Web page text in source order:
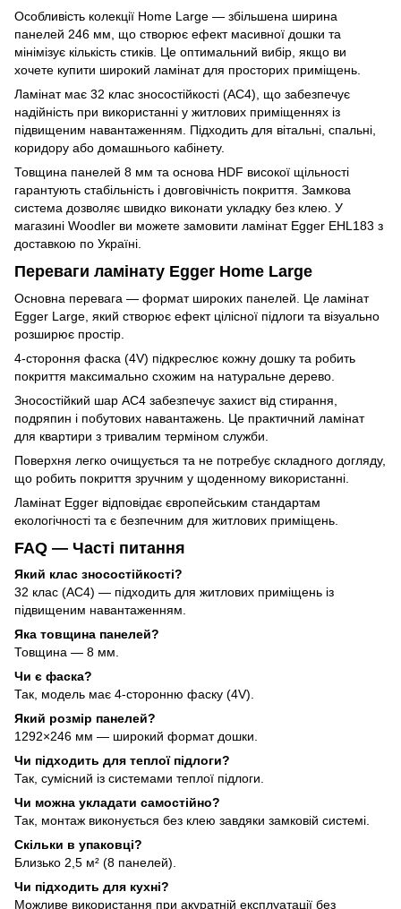
Особливість колекції Home Large — збільшена ширина
панелей 246 мм, що створює ефект масивної дошки та
мінімізує кількість стиків. Це оптимальний вибір, якщо ви
хочете купити широкий ламінат для просторих приміщень.
Ламінат має 32 клас зносостійкості (AC4), що забезпечує
надійність при використанні у житлових приміщеннях із
підвищеним навантаженням. Підходить для вітальні, спальні,
коридору або домашнього кабінету.
Товщина панелей 8 мм та основа HDF високої щільності
гарантують стабільність і довговічність покриття. Замкова
система дозволяє швидко виконати укладку без клею. У
магазині Woodler ви можете замовити ламінат Egger EHL183 з
доставкою по Україні.
Переваги ламінату Egger Home Large
Основна перевага — формат широких панелей. Це ламінат
Egger Large, який створює ефект цілісної підлоги та візуально
розширює простір.
4-стороння фаска (4V) підкреслює кожну дошку та робить
покриття максимально схожим на натуральне дерево.
Зносостійкий шар AC4 забезпечує захист від стирання,
подряпин і побутових навантажень. Це практичний ламінат
для квартири з тривалим терміном служби.
Поверхня легко очищується та не потребує складного догляду,
що робить покриття зручним у щоденному використанні.
Ламінат Egger відповідає європейським стандартам
екологічності та є безпечним для житлових приміщень.
FAQ — Часті питання
Який клас зносостійкості?
32 клас (AC4) — підходить для житлових приміщень із
підвищеним навантаженням.
Яка товщина панелей?
Товщина — 8 мм.
Чи є фаска?
Так, модель має 4-сторонню фаску (4V).
Який розмір панелей?
1292×246 мм — широкий формат дошки.
Чи підходить для теплої підлоги?
Так, сумісний із системами теплої підлоги.
Чи можна укладати самостійно?
Так, монтаж виконується без клею завдяки замковій системі.
Скільки в упаковці?
Близько 2,5 м² (8 панелей).
Чи підходить для кухні?
Можливе використання при акуратній експлуатації без